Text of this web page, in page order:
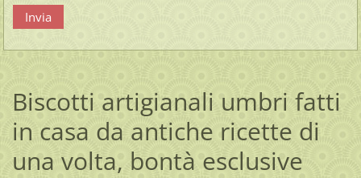
Biscotti artigianali umbri fatti
in casa da antiche ricette di
una volta, bontà esclusive